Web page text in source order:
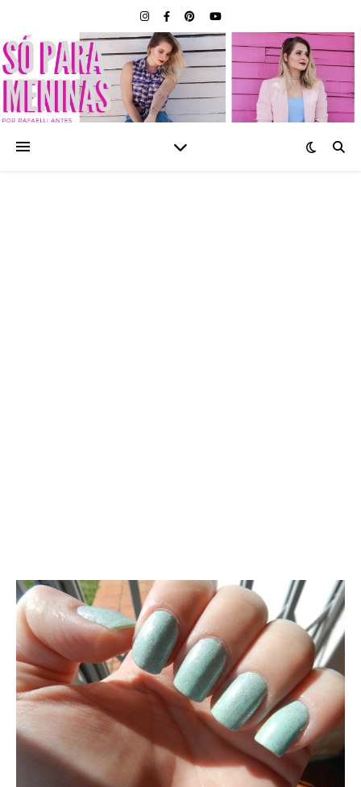
SÓ PARA MENINAS |
BLOG FEMININO POR
RAFAELLI ANTES